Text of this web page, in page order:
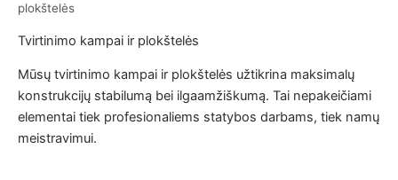
plokštelės
Tvirtinimo kampai ir plokštelės
Mūsų tvirtinimo kampai ir plokštelės užtikrina maksimalų
konstrukcijų stabilumą bei ilgaamžiškumą. Tai nepakeičiami
elementai tiek profesionaliems statybos darbams, tiek namų
meistravimui.